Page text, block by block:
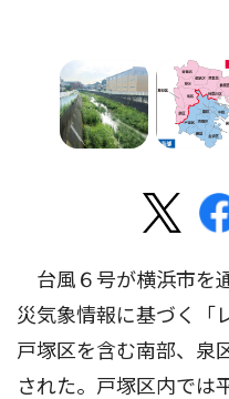
台風６号が横浜市を
災気象情報に基づく「
戸塚区を含む南部、泉
された。戸塚区内では